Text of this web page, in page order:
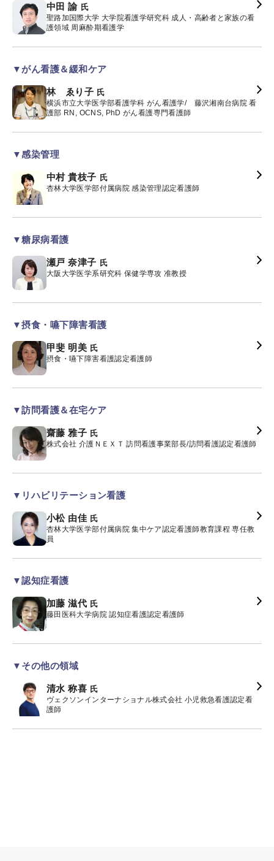
中田 諭 氏
聖路加国際大学 大学院看護学研究科 成人・高齢者と家族の看
護領域 周麻酔期看護学
▼がん看護＆緩和ケア
林 ゑり子 氏
横浜市立大学医学部看護学科 がん看護学/ 藤沢湘南台病院 看
護部 RN, OCNS, PhD がん看護専門看護師
▼感染管理
中村 貴枝子 氏
杏林大学医学部付属病院 感染管理認定看護師
▼糖尿病看護
瀬戸 奈津子 氏
大阪大学医学系研究科 保健学専攻 准教授
▼摂食・嚥下障害看護
甲斐 明美 氏
摂食・嚥下障害看護認定看護師
▼訪問看護＆在宅ケア
齋藤 雅子 氏
株式会社 介護ＮＥＸＴ 訪問看護事業部長/訪問看護認定看護師
▼リハビリテーション看護
小松 由佳 氏
杏林大学医学部付属病院 集中ケア認定看護師教育課程 専任教
員
▼認知症看護
加藤 滋代 氏
藤田医科大学病院 認知症看護認定看護師
▼その他の領域
清水 称喜 氏
ヴェクソンインターナショナル株式会社 小児救急看護認定看
護師